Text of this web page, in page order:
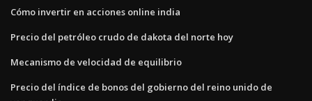
Cómo invertir en acciones online india
Precio del petróleo crudo de dakota del norte hoy
Mecanismo de velocidad de equilibrio
Precio del índice de bonos del gobierno del reino unido de